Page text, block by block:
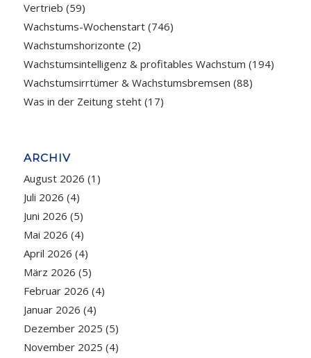
Vertrieb (59)
Wachstums-Wochenstart(746)
Wachstumshorizonte (2)
Wachstumsintelligenz & profitables Wachstum (194)
Wachstumsirrtümer & Wachstumsbremsen (88)
Was in der Zeitung steht(17)
ARCHIV
August 2026 (1)
Juli 2026 (4)
Juni 2026 (5)
Mai 2026 (4)
April 2026 (4)
März 2026 (5)
Februar 2026 (4)
Januar 2026 (4)
Dezember 2025 (5)
November 2025 (4)